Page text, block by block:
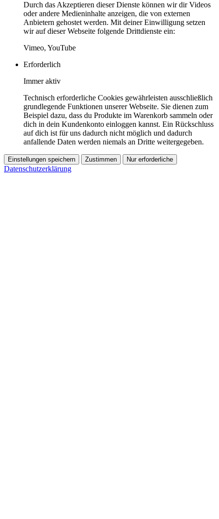
Durch das Akzeptieren dieser Dienste können wir dir Videos
oder andere Medieninhalte anzeigen, die von externen
Anbietern gehostet werden. Mit deiner Einwilligung setzen
wir auf dieser Webseite folgende Drittdienste ein:
Vimeo, YouTube
Erforderlich
Immer aktiv
Technisch erforderliche Cookies gewährleisten ausschließlich
grundlegende Funktionen unserer Webseite. Sie dienen zum
Beispiel dazu, dass du Produkte im Warenkorb sammeln oder
dich in dein Kundenkonto einloggen kannst. Ein Rückschluss
auf dich ist für uns dadurch nicht möglich und dadurch
anfallende Daten werden niemals an Dritte weitergegeben.
Einstellungen speichern Zustimmen Nur erforderliche
Datenschutzerklärung